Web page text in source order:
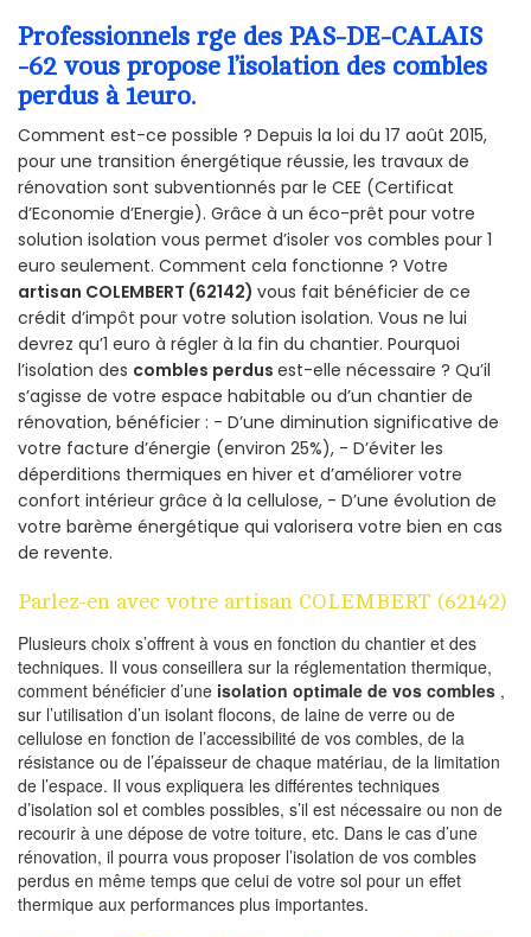
Professionnels rge des PAS-DE-CALAIS
-62 vous propose l’isolation des combles
perdus à 1euro.
Comment est-ce possible ? Depuis la loi du 17 août 2015,
pour une transition énergétique réussie, les travaux de
rénovation sont subventionnés par le CEE (Certificat
d’Economie d’Energie). Grâce à un éco-prêt pour votre
solution isolation vous permet d’isoler vos combles pour 1
euro seulement. Comment cela fonctionne ? Votre
artisan COLEMBERT (62142) vous fait bénéficier de ce
crédit d’impôt pour votre solution isolation. Vous ne lui
devrez qu’1 euro à régler à la fin du chantier. Pourquoi
l’isolation des combles perdus est-elle nécessaire ? Qu’il
s’agisse de votre espace habitable ou d’un chantier de
rénovation, bénéficier : - D’une diminution significative de
votre facture d’énergie (environ 25%), - D’éviter les
déperditions thermiques en hiver et d’améliorer votre
confort intérieur grâce à la cellulose, - D’une évolution de
votre barème énergétique qui valorisera votre bien en cas
de revente.
Parlez-en avec votre artisan COLEMBERT (62142)
Plusieurs choix s’offrent à vous en fonction du chantier et des
techniques. Il vous conseillera sur la réglementation thermique,
comment bénéficier d’une isolation optimale de vos combles ,
sur l’utilisation d’un isolant flocons, de laine de verre ou de
cellulose en fonction de l’accessibilité de vos combles, de la
résistance ou de l’épaisseur de chaque matériau, de la limitation
de l’espace. Il vous expliquera les différentes techniques
d’isolation sol et combles possibles, s’il est nécessaire ou non de
recourir à une dépose de votre toiture, etc. Dans le cas d’une
rénovation, il pourra vous proposer l’isolation de vos combles
perdus en même temps que celui de votre sol pour un effet
thermique aux performances plus importantes.